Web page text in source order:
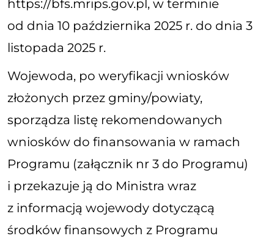
https://bfs.mrips.gov.pl , w terminie
od dnia 10 października 2025 r. do dnia 3
listopada 2025 r.
Wojewoda, po weryfikacji wniosków
złożonych przez gminy/powiaty,
sporządza listę rekomendowanych
wniosków do finansowania w ramach
Programu (załącznik nr 3 do Programu)
i przekazuje ją do Ministra wraz
z informacją wojewody dotyczącą
środków finansowych z Programu